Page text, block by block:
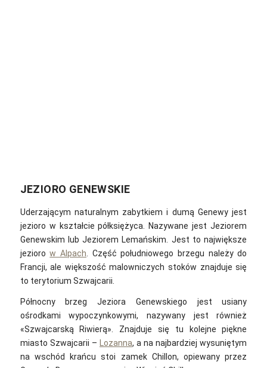
JEZIORO GENEWSKIE
Uderzającym naturalnym zabytkiem i dumą Genewy jest
jezioro w kształcie półksiężyca. Nazywane jest Jeziorem
Genewskim lub Jeziorem Lemańskim. Jest to największe
jeziorow Alpach . Część południowego brzegu należy do
Francji, ale większość malowniczych stoków znajduje się
to terytorium Szwajcarii.
Północny brzeg Jeziora Genewskiego jest usiany
ośrodkami wypoczynkowymi, nazywany jest również
«Szwajcarską Riwierą». Znajduje się tu kolejne piękne
miasto Szwajcarii –
Lozanna, a na najbardziej wysuniętym
na wschód krańcu stoi zamek Chillon, opiewany przez